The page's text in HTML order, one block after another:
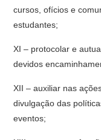
cursos, ofícios e
estudantes;
XI – protocolar e
devidos
XII – auxiliar nas
divulgação das
eventos;